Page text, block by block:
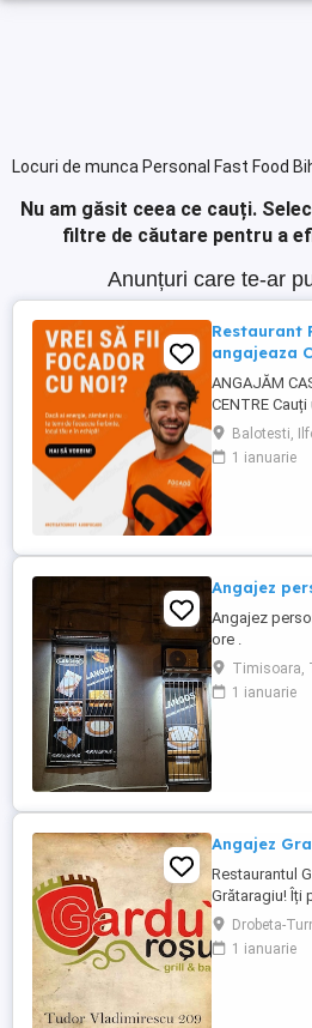
Locuri de munca Personal Fast Food
Nu am găsit ceea ce cauți.
filtre de căutare pentru a
Anunțuri care te-ar
Restaurant
angajeaza
ANGAJĂM
CENTRE
Balotești?
și ambițioase
food din
Balotesti,
1 ianuarie
Angajez
Angajez
ore .
Timisoara,
1 ianuarie
Angajez
Restaurantul
Grătaragiu! Îți
să pregătești
cărbuni?
Căutăm un
Drobeta-
1 ianuarie